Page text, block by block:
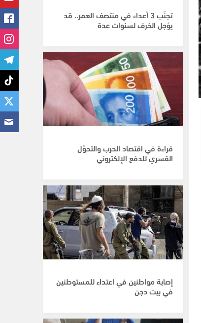
تجنّب 3 أعداء في منتصف العمر.. قد
يؤجل الخرف لسنوات عدة
قراءة في اقتصاد الحرب والتحوّل
القسري للدفع الإلكتروني
إصابة مواطنين في اعتداء للمستوطنين
في بيت دجن